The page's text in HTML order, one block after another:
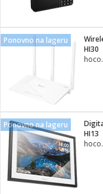
ostalo
pribor
pribor
pribor
i kutije
gorivo
Ponovno na lageru
HI30
hoco.
Ponovno na lageru
HI13
hoco.